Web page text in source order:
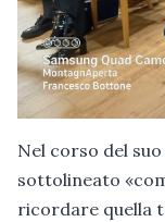
Nel corso del
sottolineato
ricordare quella